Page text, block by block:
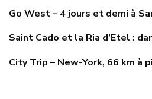
Go West – 4 jours et demi à
Saint Cado et la Ria d’Etel :
City Trip – New-York, 66 km à